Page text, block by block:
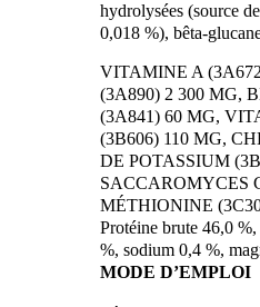
hydrolysées (source
0,018 %), bêta-
VITAMINE A
(3A890) 2 300 MG,
(3A841) 60 MG,
(3B606) 110 MG,
DE POTASSIUM
SACCAROMYCES
MÉTHIONINE
Protéine brute 46,0
%, sodium 0,4 %,
MODE D’EMPLOI